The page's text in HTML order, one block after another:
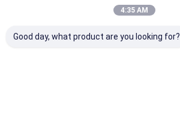
4:35 AM
Good day, what product are you looking for?